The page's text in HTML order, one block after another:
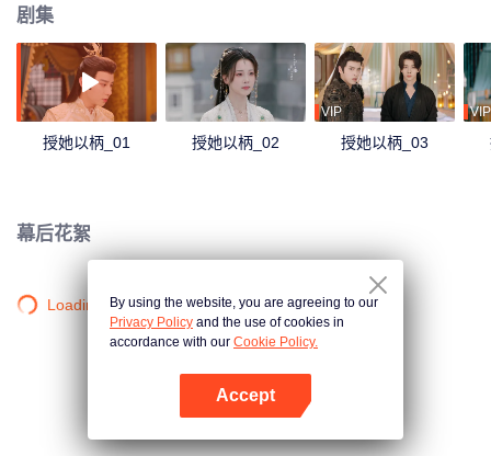
剧集
授她以柄_01 授她以柄_02
VIP
授她以柄_03
VIP
幕后花絮
Loading…By using the website, you are agreeing to our
Privacy Policy and the use of cookies in
accordance with our Cookie Policy.
Accept